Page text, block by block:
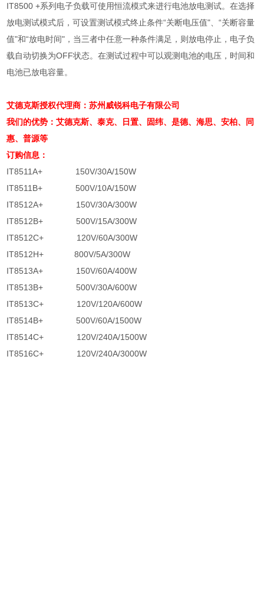
IT8500 +系列电子负载可使用恒流模式来进行电池放电测试。在选择
放电测试模式后，可设置测试模式终止条件“关断电压值"、“关断容量
值"和“放电时间"，当三者中任意一种条件满足，则放电停止，电子负
载自动切换为OFF状态。在测试过程中可以观测电池的电压，时间和
电池已放电容量。
艾德克斯授权代理商：苏州威锐科电子有限公司
我们的优势：艾德克斯、泰克、日置、固纬、是德、海思、安柏、同
惠、普源等
订购信息：
IT8511A+ 150V/30A/150W
IT8511B+ 500V/10A/150W
IT8512A+ 150V/30A/300W
IT8512B+ 500V/15A/300W
IT8512C+ 120V/60A/300W
IT8512H+ 800V/5A/300W
IT8513A+ 150V/60A/400W
IT8513B+ 500V/30A/600W
IT8513C+ 120V/120A/600W
IT8514B+ 500V/60A/1500W
IT8514C+ 120V/240A/1500W
IT8516C+ 120V/240A/3000W